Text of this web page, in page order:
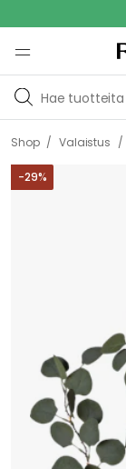
Shop / Valaistus /
-29%